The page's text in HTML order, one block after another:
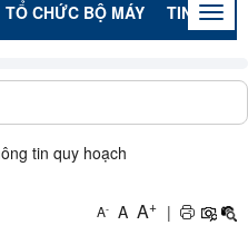
TỔ CHỨC BỘ MÁY TIN TỨC -
tin quy hoạch
A- A A+ |